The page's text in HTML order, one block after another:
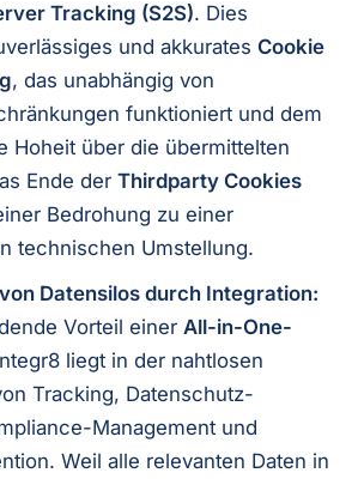
Tracking (S2S). Dies
und akkuratesCookie
, das unabhängig von
funktioniert und dem
Hoheit über die übermittelten
Ende derThirdparty Cookies
Bedrohung zu einer
technischen Umstellung.
Datensilos durch Integration:
Vorteil einer All-in-One-
liegt in der nahtlosen
Tracking, Datenschutz-
Management und
Weil alle relevanten Daten in